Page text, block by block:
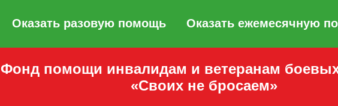
Оказать разовую помощь Оказать ежемесячную
Фонд помощи инвалидам и ветеранам
«Своих не бросаем»